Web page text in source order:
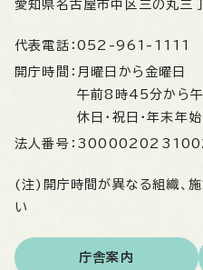
愛知県名古屋市中区三の丸三
代表電話： 052-961-1111
開庁時間： 月曜日から金曜日
午前8時45分から
休日・祝日・年末年始
法人番号：
(注)開庁時間が異なる組織、
い
庁舎案内